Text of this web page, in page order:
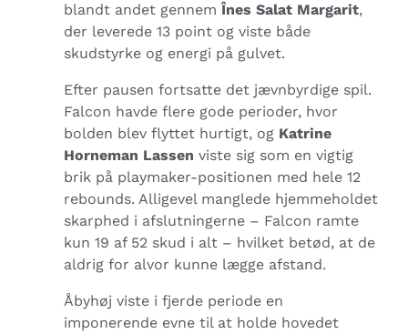
blandt andet gennem Înes Salat Margarit,
der leverede 13 point og viste både
skudstyrke og energi på gulvet.
Efter pausen fortsatte det jævnbyrdige spil.
Falcon havde flere gode perioder, hvor
bolden blev flyttet hurtigt, og Katrine
Horneman Lassen viste sig som en vigtig
brik på playmaker-positionen med hele 12
rebounds. Alligevel manglede hjemmeholdet
skarphed i afslutningerne – Falcon ramte
kun 19 af 52 skud i alt – hvilket betød, at de
aldrig for alvor kunne lægge afstand.
Åbyhøj viste i fjerde periode en
imponerende evne til at holde hovedet